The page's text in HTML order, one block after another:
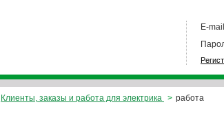
E-
Клиенты, заказы и работа для электрика > работа